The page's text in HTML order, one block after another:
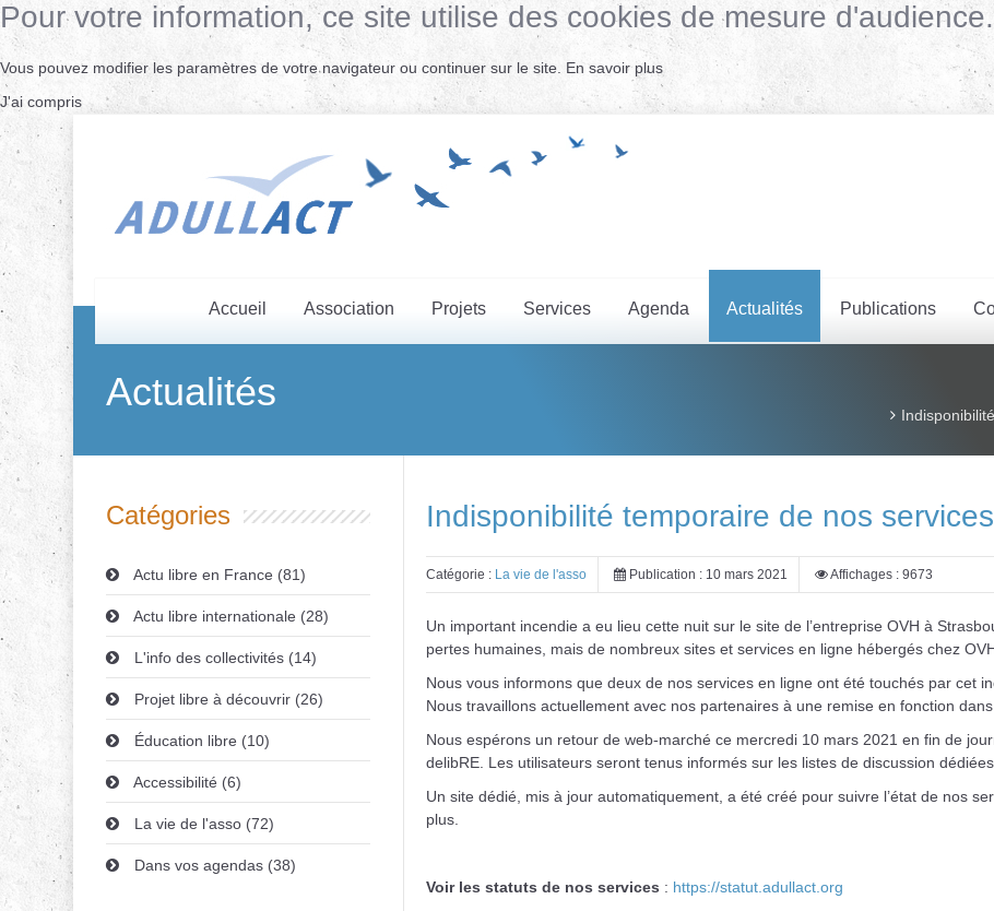
Pour votre information, ce site utilise des cookies de mesure d'audience.
Vous pouvez modifier les paramètres de votre navigateur ou continuer sur le site. En savoir plus
J'ai compris
Accueil Association Projets Services Agenda Actualités Publications
Actualités
Catégories
Actu libre en France (81)
Actu libre internationale (28)
L'info des collectivités (14)
Projet libre à découvrir (26)
Éducation libre (10)
Accessibilité (6)
La vie de l'asso (72)
Dans vos agendas (38)
Indisponibilité temporaire de nos
Catégorie : La vie de l'asso Publication : 10 mars 2021 Affichages : 9673
Un important incendie a eu lieu cette nuit sur le site de l’entreprise OVH à
pertes humaines, mais de nombreux sites et services en ligne hébergés chez
Nous vous informons que deux de nos services en ligne ont été touchés par cet
Nous travaillons actuellement avec nos partenaires à une remise en fonction
Nous espérons un retour de web-marché ce mercredi 10 mars 2021 en fin de
delibRE. Les utilisateurs seront tenus informés sur les listes de discussion dédiées.
Un site dédié, mis à jour automatiquement, a été créé pour suivre l’état de nos
plus.
Voir les statuts de nos services : https://statut.adullact.org